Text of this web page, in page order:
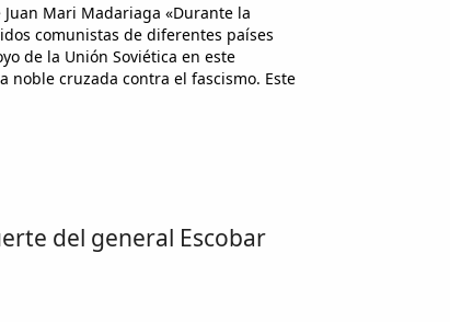
Mari Madariaga «Durante la
comunistas de diferentes países
de la Unión Soviética en este
cruzada contra el fascismo. Este
del general Escobar